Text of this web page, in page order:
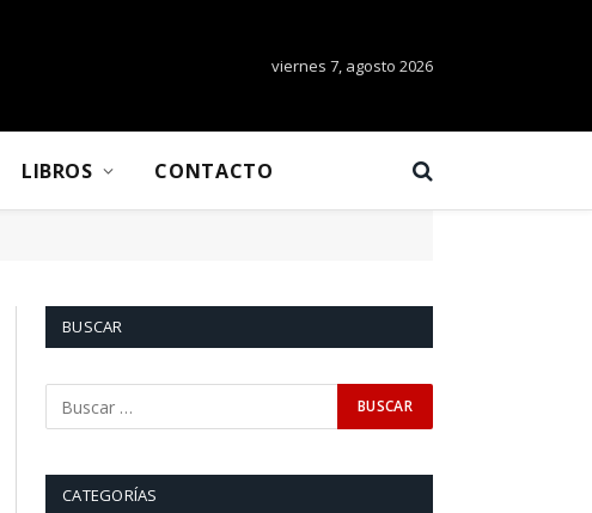
viernes 7, agosto 2026
LIBROS CONTACTO
BUSCAR
CATEGORÍAS